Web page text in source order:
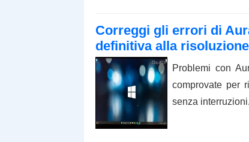
Correggi gli errori di
definitiva alla
Problemi con
comprovate per
senza